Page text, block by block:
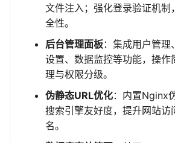
文件注入；强化登录验证机制
全性。
后台管理面板：集成用户管
设置、数据监控等功能，操作
理与权限分级。
伪静态URL优化：内置Nginx
搜索引擎友好度，提升网站访
名。